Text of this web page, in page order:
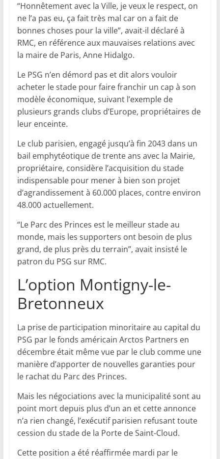
“Honnêtement avec la Ville, je veux le respect, on
ne l’a pas eu, ça fait très mal car on a fait de
bonnes choses pour la ville”, avait-il déclaré à
RMC, en référence aux mauvaises relations avec
la maire de Paris, Anne Hidalgo.
Le PSG n’en démord pas et dit alors vouloir
acheter le stade pour faire franchir un cap à son
modèle économique, suivant l’exemple de
plusieurs grands clubs d’Europe, propriétaires de
leur enceinte.
Le club parisien, engagé jusqu’à fin 2043 dans un
bail emphytéotique de trente ans avec la Mairie,
propriétaire, considère l’acquisition du stade
indispensable pour mener à bien son projet
d’agrandissement à 60.000 places, contre environ
48.000 actuellement.
“Le Parc des Princes est le meilleur stade au
monde, mais les supporters ont besoin de plus
grand, de plus près du terrain”, avait insisté le
patron du PSG sur RMC.
L’option Montigny-le-
Bretonneux
La prise de participation minoritaire au capital du
PSG par le fonds américain Arctos Partners en
décembre était même vue par le club comme une
manière d’apporter de nouvelles garanties pour
le rachat du Parc des Princes.
Mais les négociations avec la municipalité sont au
point mort depuis plus d’un an et cette annonce
n’a rien changé, l’exécutif parisien refusant toute
cession du stade de la Porte de Saint-Cloud.
Cette position a été réaffirmée mardi par le